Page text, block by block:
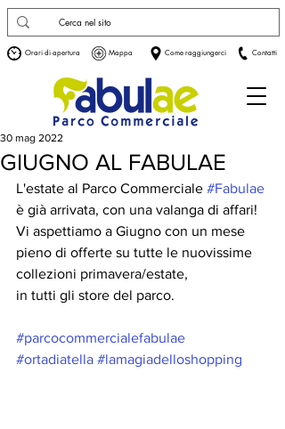
Orari di apertura Come raggiungerci
Mappa Contatti
GIUGNO AL FABULAE
30 mag 2022
L'estate al Parco Commerciale #Fabulae
è già arrivata, con una valanga di affari!
Vi aspettiamo a Giugno con un mese
pieno di offerte su tutte le nuovissime
collezioni primavera/estate,
in tutti gli store del parco.
#parcocommercialefabulae
#ortadiatella #lamagiadelloshopping